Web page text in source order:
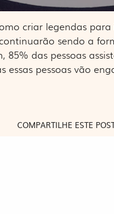
criar legendas
sendo a
das pessoas
essas pessoas vão
COMPARTILHE ESTE